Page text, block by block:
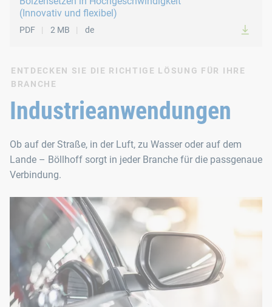
Mobile Link – Proaktives
(Innovativ und flexibel)
PDF 2 MB de
ENTDECKEN SIE DIE RICHTIGE LÖSUNG FÜR IHRE
BRANCHE
Industrieanwendungen
Ob auf der Straße, in der Luft, zu Wasser oder auf dem
Lande – Böllhoff sorgt in jeder Branche für die passgenaue
Verbindung.